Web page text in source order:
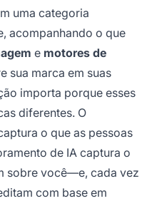
uma categoria
acompanhando o que
e motores de
sua marca em suas
importa porque esses
diferentes. O
o que as pessoas
de IA captura o
sobre você—e, cada vez
com base em